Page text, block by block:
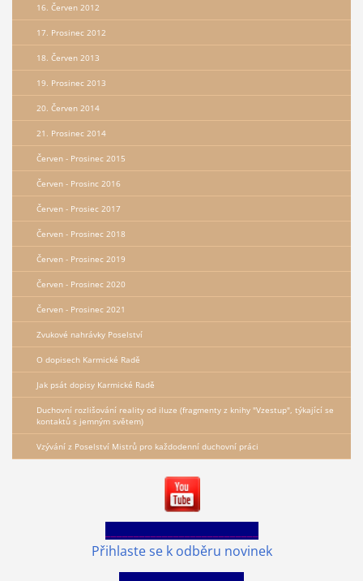
16. Červen 2012
17. Prosinec 2012
18. Červen 2013
19. Prosinec 2013
20. Červen 2014
21. Prosinec 2014
Červen - Prosinec 2015
Červen - Prosinc 2016
Červen - Prosiec 2017
Červen - Prosinec 2018
Červen - Prosinec 2019
Červen - Prosinec 2020
Červen - Prosinec 2021
Zvukové nahrávky Poselství
O dopisech Karmické Radě
Jak psát dopisy Karmické Radě
Duchovní rozlišování reality od iluze (fragmenty z knihy "Vzestup", týkající se
kontaktů s jemným světem)
Vzývání z Poselství Mistrů pro každodenní duchovní práci
Přihlaste se k odběru novinek